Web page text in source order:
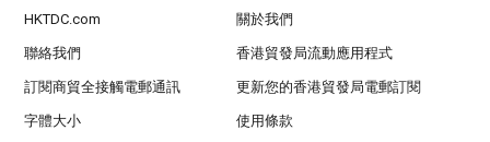
HKTDC.com 關於我們
聯絡我們 香港貿發局流動應用程式
訂閱商貿全接觸電郵通訊 更新您的香港貿發局電郵訂閱
字體大小 使用條款